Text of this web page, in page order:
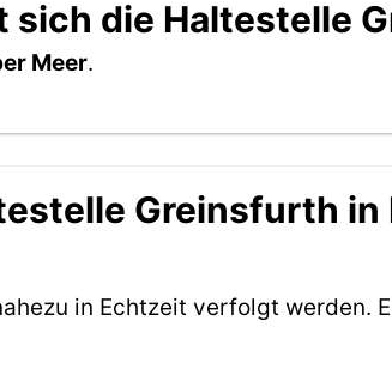
die Haltestelle
Meer.
Greinsfurth
in Echtzeit verfolgt werden.